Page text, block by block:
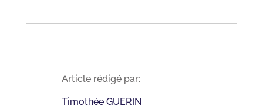
Article rédigé par:
Timothée GUERIN